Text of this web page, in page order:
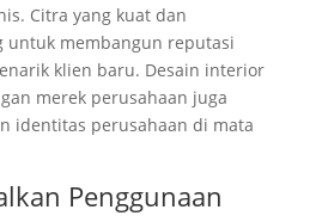
Citra yang kuat dan
untuk membangun reputasi
klien baru. Desain interior
merek perusahaan juga
identitas perusahaan di mata
Penggunaan